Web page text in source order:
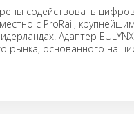
содействовать
с ProRail,
Адаптер
рынка, основанного на